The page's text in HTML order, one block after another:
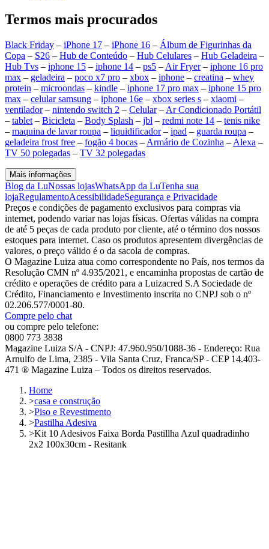
Termos mais procurados
Black Friday – iPhone 17 – iPhone 16 – Álbum de Figurinhas da
Copa – S26 – Hub de Conteúdo – Hub Celulares – Hub Geladeira –
Hub Tvs – iphone 15 – iphone 14 – ps5 – Air Fryer– iphone 16 pro
max – geladeira – poco x7 pro – xbox – iphone – creatina – whey
protein – microondas – kindle – iphone 17 pro max – iphone 15 pro
max – celular samsung – iphone 16e – xbox series s – xiaomi –
ventilador– nintendo switch 2 – Celular– Ar Condicionado Portátil
– tablet – Bicicleta – Body Splash – jbl – redmi note 14 – tenis nike
– maquina de lavar roupa – liquidificador– ipad – guarda roupa –
geladeira frost free – fogão 4 bocas – Armário de Cozinha – Alexa –
TV 50 polegadas – TV 32 polegadas
Mais informações
Blog da LuNossas lojasWhatsApp da LuTenha sua
lojaRegulamentoAcessibilidadeSegurança e Privacidade
Preços e condições de pagamento exclusivos para compras via
internet, podendo variar nas lojas físicas. Ofertas válidas na compra
de até 5 peças de cada produto por cliente, até o término dos nossos
estoques para internet. Caso os produtos apresentem divergências de
valores, o preço válido é o da sacola de compras.
O Magazine Luiza atua como correspondente no País, nos termos da
Resolução CMN nº 4.935/2021, e encaminha propostas de cartão de
crédito e operações de crédito para a Luizacred S.A Sociedade de
Crédito, Financiamento e Investimento inscrita no CNPJ sob o nº
02.206.577/0001-80.
Compre pelo chat
ou compre pelo telefone:
0800 773 3838
Magazine Luiza S/A - CNPJ: 47.960.950/1088-36 - Endereço: Rua
Arnulfo de Lima, 2385 - Vila Santa Cruz, Franca/SP - CEP 14.403-
471 ® Magazine Luiza – Todos os direitos reservados.
Home
>casa e construção
>Piso e Revestimento
>Pastilha Adesiva
>Kit 10 Adesivos Faixa Borda Pastillha Azul quadradinho
2x2 100x30cm - Resitank